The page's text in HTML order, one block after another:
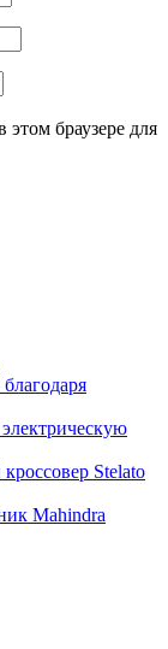
браузере для
Stelato
Mahindra